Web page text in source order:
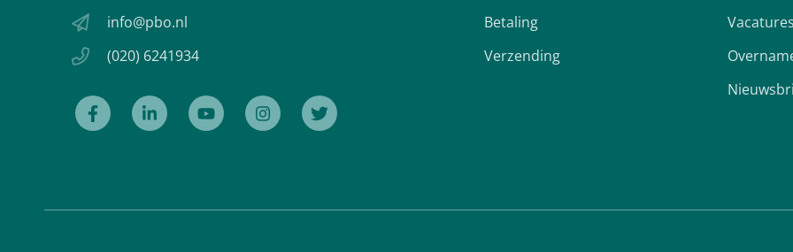
info@pbo.nl
(020) 6241934
Betaling
Verzending